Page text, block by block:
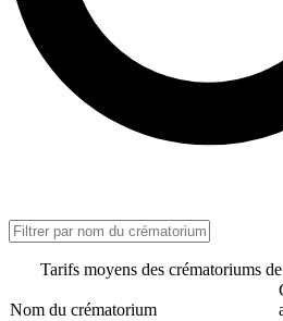
Tarifs moyens des crématoriums
Nom du crématorium